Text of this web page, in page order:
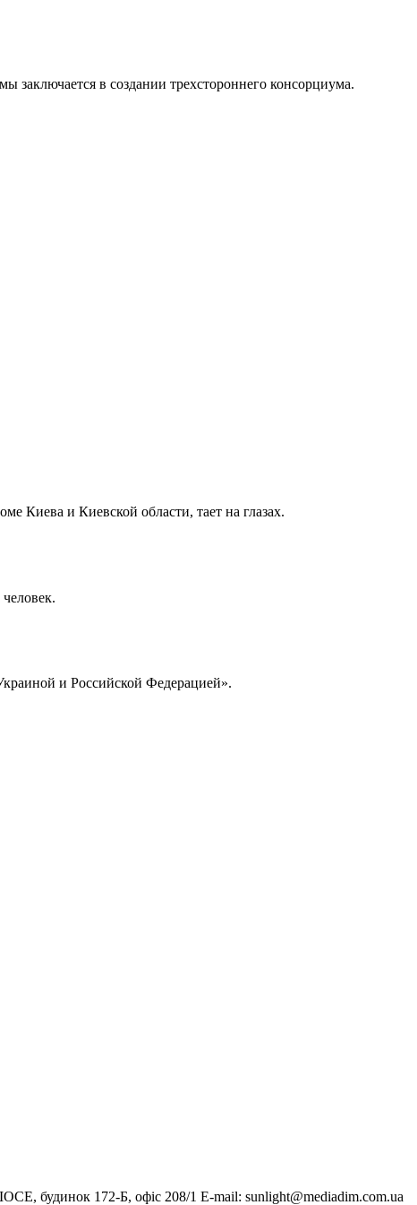
заключается в создании трехстороннего консорциума.
Киева и Киевской области, тает на глазах.
и Российской Федерацией».
будинок 172-Б, офіс 208/1 E-mail: sunlight@mediadim.com.ua